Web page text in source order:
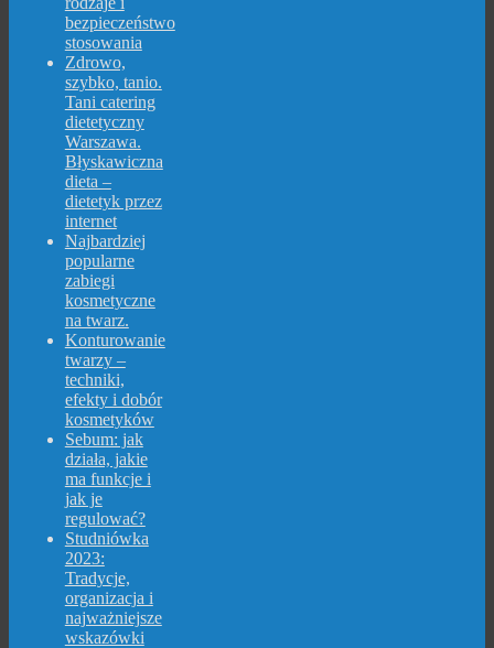
bezpieczeństwo
stosowania
Zdrowo,
szybko, tanio.
Tani catering
dietetyczny
Warszawa.
Błyskawiczna
dieta –
dietetyk przez
internet
Najbardziej
popularne
zabiegi
kosmetyczne
na twarz.
Konturowanie
twarzy –
techniki,
efekty i dobór
kosmetyków
Sebum: jak
działa, jakie
ma funkcje i
jak je
regulować?
Studniówka
2023:
Tradycje,
organizacja i
najważniejsze
wskazówki